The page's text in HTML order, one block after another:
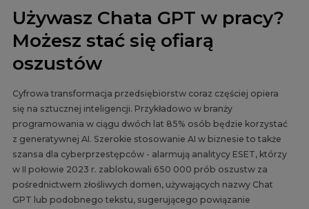
Używasz Chata GPT w pracy?
Możesz stać się ofiarą
oszustów
Cyfrowa transformacja przedsiębiorstw coraz częściej opiera
się na sztucznej inteligencji. Przykładowo w branży
programowania w ciągu dwóch lat 85% osób będzie korzystać
z generatywnej AI. Szerokie stosowanie AI w biznesie to także
szansa dla cyberprzestępców - alarmują analitycy ESET, którzy
w II połowie 2023 r. zablokowali 650 000 prób oszustw za
pośrednictwem złośliwych domen, używających nazwy Chat
GPT lub podobnego tekstu, sugerującego powiązanie